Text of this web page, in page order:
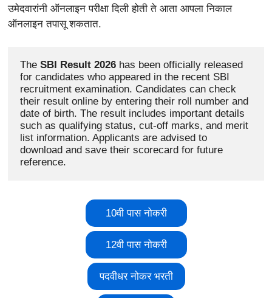
उमेदवारांनी ऑनलाइन परीक्षा दिली होती ते आता आपला निकाल
ऑनलाइन तपासू शकतात.
The SBI Result 2026 has been officially released
for candidates who appeared in the recent SBI
recruitment examination. Candidates can check
their result online by entering their roll number and
date of birth. The result includes important details
such as qualifying status, cut-off marks, and merit
list information. Applicants are advised to
download and save their scorecard for future
reference.
10वी पास नोकरी
12वी पास नोकरी
पदवीधर नोकर भरती